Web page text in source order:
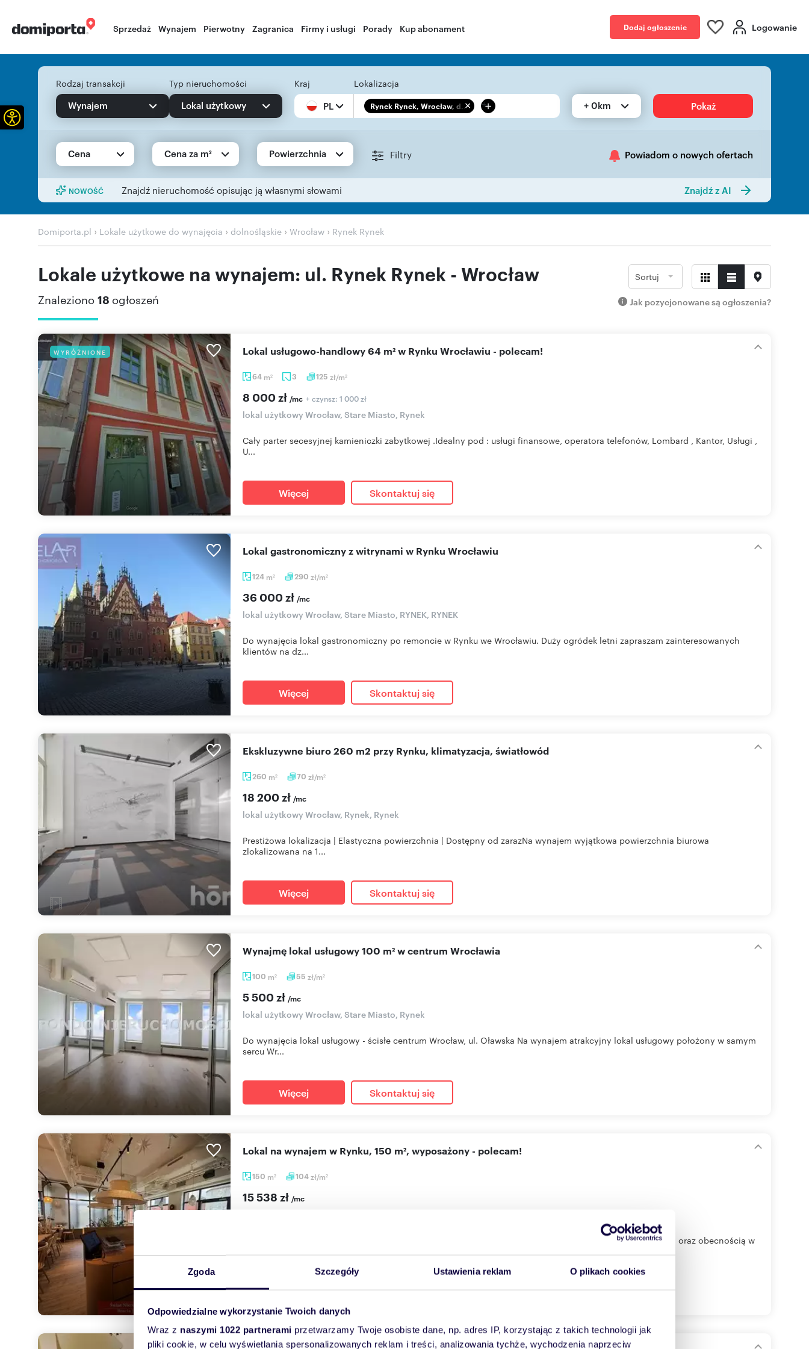
Zgoda Szczegóły Ustawienia reklam O plikach cookies
Odpowiedzialne wykorzystanie Twoich danych
Wraz z naszymi 1022 partnerami przetwarzamy Twoje osobiste dane, np. adres IP, korzystając z takich technologii jak
pliki cookie, w celu wyświetlania spersonalizowanych reklam i treści, analizowania tychże, wychodzenia naprzeciw
Sprzedaż Wynajem Pierwotny Zagranica Firmy i usługi Porady Kup abonament Dodaj ogłoszenie Logowanie
Rodzaj transakcji
Wynajem
Typ nieruchomości
Lokal użytkowy
Kraj
PL
Lokalizacja
Rynek Rynek, Wrocław, d... + + 0km Pokaż
Cena Cena za m² Powierzchnia Filtry Powiadom o nowych ofertach
NOWOŚĆ Znajdź nieruchomość opisując ją własnymi słowami Znajdź z AI
Domiporta.pl › Lokale użytkowe do wynajęcia › dolnośląskie › Wrocław › Rynek Rynek
Lokale użytkowe na wynajem: ul. Rynek Rynek - Wrocław
Znaleziono 18 ogłoszeń
Sortuj
Jak pozycjonowane są ogłoszenia?
WYRÓŻNIONE
64 m2 3 125 zł/m2
Lokal usługowo-handlowy 64 m² w Rynku Wrocławiu - polecam!
8 000 zł /mc + czynsz: 1 000 zł
lokal użytkowy Wrocław, Stare Miasto, Rynek
Cały parter secesyjnej kamieniczki zabytkowej .Idealny pod : usługi finansowe, operatora telefonów, Lombard , Kantor, Usługi ,
U...
Więcej Skontaktuj się
124 m2 290 zł/m2
Lokal gastronomiczny z witrynami w Rynku Wrocławiu
36 000 zł /mc
lokal użytkowy Wrocław, Stare Miasto, RYNEK, RYNEK
Do wynajęcia lokal gastronomiczny po remoncie w Rynku we Wrocławiu. Duży ogródek letni zapraszam zainteresowanych
klientów na dz...
Więcej Skontaktuj się
260 m2 70 zł/m2
Ekskluzywne biuro 260 m2 przy Rynku, klimatyzacja, światłowód
18 200 zł /mc
lokal użytkowy Wrocław, Rynek, Rynek
Prestiżowa lokalizacja | Elastyczna powierzchnia | Dostępny od zarazNa wynajem wyjątkowa powierzchnia biurowa
zlokalizowana na 1...
Więcej Skontaktuj się
100 m2 55 zł/m2
Wynajmę lokal usługowy 100 m² w centrum Wrocławia
5 500 zł /mc
lokal użytkowy Wrocław, Stare Miasto, Rynek
Do wynajęcia lokal usługowy - ścisłe centrum Wrocław, ul. Oławska Na wynajem atrakcyjny lokal usługowy położony w samym
sercu Wr...
Więcej Skontaktuj się
150 m2 104zł/m2
Lokal na wynajem w Rynku, 150 m², wyposażony - polecam!
15 538 zł /mc
W samym sercu Wrocławia oferujemy lokal na wynajem pod Restaurację które chcą wyróżnić się elegancją oraz obecnością w
Otwórz pasek narzędzi